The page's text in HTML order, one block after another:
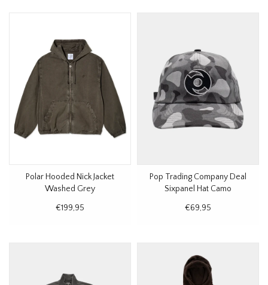
Polar Hooded Nick Jacket
Washed Grey
€199,95
Pop Trading Company Deal
Sixpanel Hat Camo
€69,95